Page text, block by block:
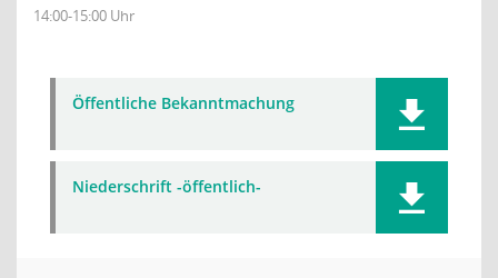
14:00-15:00 Uhr
Öffentliche Bekanntmachung
Niederschrift -öffentlich-